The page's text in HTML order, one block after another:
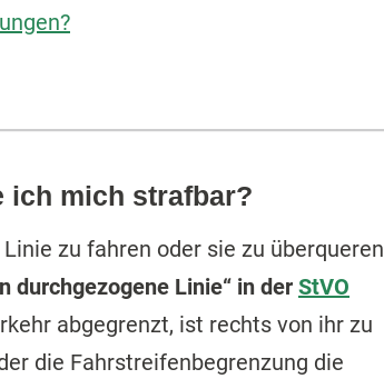
ich mich strafbar?
zu fahren oder sie zu
durchgezogene Linie“ in der StVO
abgegrenzt, ist rechts von ihr zu
die Fahrstreifenbegrenzung die